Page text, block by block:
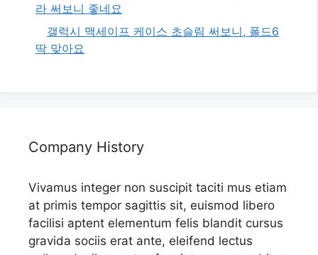
라 써보니 좋네요
갤럭시 맥세이프 케이스 초슬림 써보니, 폴드6
딱 맞아요
Company History
Vivamus integer non suscipit taciti mus etiam
at primis tempor sagittis sit, euismod libero
facilisi aptent elementum felis blandit cursus
gravida sociis erat ante, eleifend lectus